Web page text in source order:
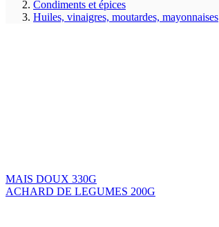
Condiments et épices
Huiles, vinaigres, moutardes, mayonnaises
MAIS DOUX 330G
ACHARD DE LEGUMES 200G